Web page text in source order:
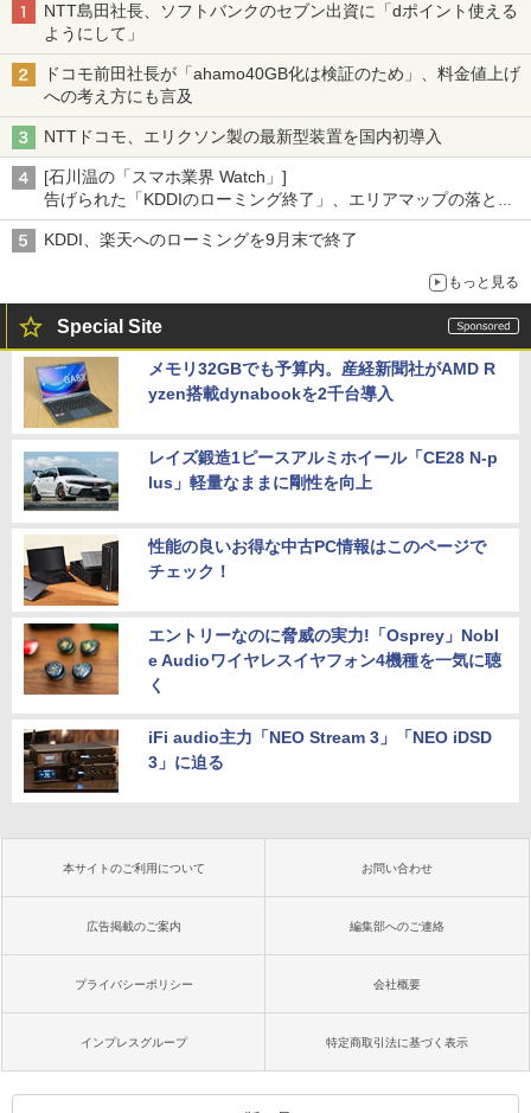
NTT島田社長、ソフトバンクのセブン出資に「dポイント使える
ようにして」
ドコモ前田社長が「ahamo40GB化は検証のため」、料金値上げ
への考え方にも言及
NTTドコモ、エリクソン製の最新型装置を国内初導入
[石川温の「スマホ業界 Watch」]
告げられた「KDDIのローミング終了」、エリアマップの落とし
穴と楽天モバイルの課題
KDDI、楽天へのローミングを9月末で終了
もっと見る
Special Site
メモリ32GBでも予算内。産経新聞社がAMD R
yzen搭載dynabookを2千台導入
レイズ鍛造1ピースアルミホイール「CE28 N-p
lus」軽量なままに剛性を向上
性能の良いお得な中古PC情報はこのページで
チェック！
エントリーなのに脅威の実力!「Osprey」Nobl
e Audioワイヤレスイヤフォン4機種を一気に聴
く
iFi audio主力「NEO Stream 3」「NEO iDSD
3」に迫る
本サイトのご利用について お問い合わせ
広告掲載のご案内 編集部へのご連絡
プライバシーポリシー 会社概要
インプレスグループ 特定商取引法に基づく表示